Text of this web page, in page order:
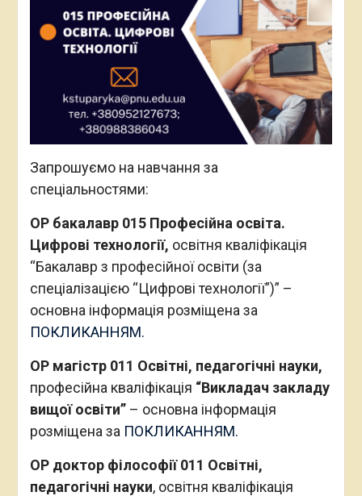
Запрошуємо на навчання за
спеціальностями:
ОР бакалавр 015 Професійна освіта.
Цифрові технології, освітня кваліфікація
“Бакалавр з професійної освіти (за
спеціалізацією “Цифрові технології”)” –
основна інформація розміщена за
ПОКЛИКАННЯМ.
ОР магістр 011 Освітні, педагогічні науки,
професійна кваліфікація “Викладач закладу
вищої освіти” – основна інформація
розміщена за ПОКЛИКАННЯМ.
ОР доктор філософії 011 Освітні,
педагогічні науки, освітня кваліфікація